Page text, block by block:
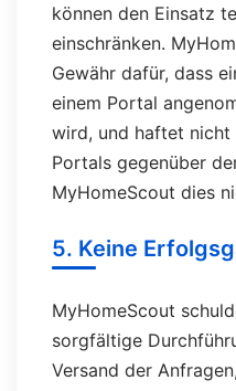
können den Einsatz
einschränken.
Gewähr dafür, dass
einem Portal
wird, und haftet nicht
Portals gegenüber
MyHomeScout dies
5. Keine
MyHomeScout
sorgfältige
Versand der